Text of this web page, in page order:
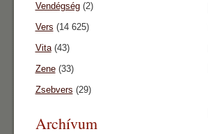
Vendégség(2)
Vers (14 625)
Vita(43)
Zene(33)
Zsebvers (29)
Archívum